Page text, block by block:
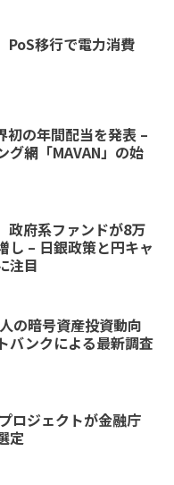
PoS移行で電力消費
の年間配当を発表 –
グ網「MAVAN」の始
政府系ファンドが8万
し – 日銀政策と円キャ
注目
の暗号資産投資動向
バンクによる最新調査
ロジェクトが金融庁
定